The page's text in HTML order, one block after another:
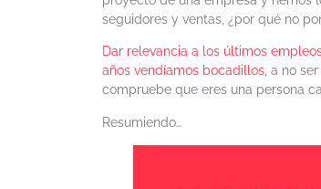
seguidores y ventas, ¿por qué no
Dar relevancia a los últimos
años vendíamos bocadillos, a no
compruebe que eres una persona
Resumiendo…